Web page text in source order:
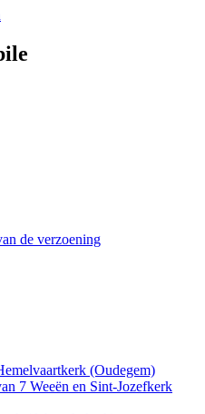
de verzoening
(Oudegem)
7 Weeën en Sint-Jozefkerk